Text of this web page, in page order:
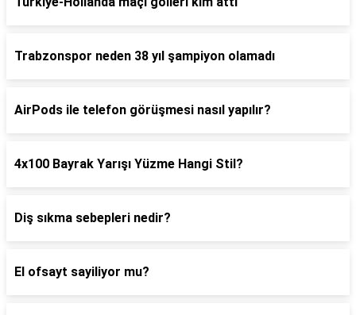
Trabzonspor neden 38 yıl şampiyon olamadı
AirPods ile telefon görüşmesi nasıl yapılır?
4x100 Bayrak Yarışı Yüzme Hangi Stil?
Diş sıkma sebepleri nedir?
El ofsayt sayiliyor mu?